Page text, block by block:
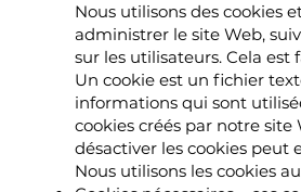
Nous utilisons des cookies
administrer le site Web,
sur les utilisateurs. Cela est
Un cookie est un fichier
informations qui sont
cookies créés par notre site
désactiver les cookies peut
Nous utilisons les cookies